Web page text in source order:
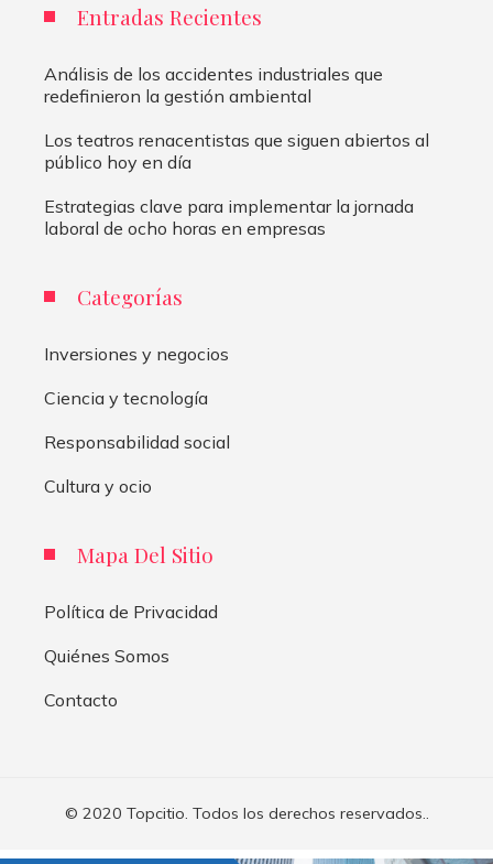
Entradas Recientes
Análisis de los accidentes industriales que
redefinieron la gestión ambiental
Los teatros renacentistas que siguen abiertos al
público hoy en día
Estrategias clave para implementar la jornada
laboral de ocho horas en empresas
Categorías
Inversiones y negocios
Ciencia y tecnología
Responsabilidad social
Cultura y ocio
Mapa Del Sitio
Política de Privacidad
Quiénes Somos
Contacto
© 2020 Topcitio. Todos los derechos reservados..